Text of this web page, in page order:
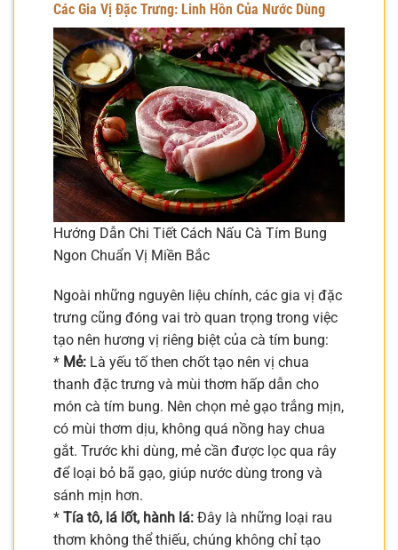
Các Gia Vị Đặc Trưng: Linh Hồn Của Nước Dùng
Hướng Dẫn Chi Tiết Cách Nấu Cà Tím Bung
Ngon Chuẩn Vị Miền Bắc
Ngoài những nguyên liệu chính, các gia vị đặc
trưng cũng đóng vai trò quan trọng trong việc
tạo nên hương vị riêng biệt của cà tím bung:
* Mẻ: Là yếu tố then chốt tạo nên vị chua
thanh đặc trưng và mùi thơm hấp dẫn cho
món cà tím bung. Nên chọn mẻ gạo trắng mịn,
có mùi thơm dịu, không quá nồng hay chua
gắt. Trước khi dùng, mẻ cần được lọc qua rây
để loại bỏ bã gạo, giúp nước dùng trong và
sánh mịn hơn.
* Tía tô, lá lốt, hành lá: Đây là những loại rau
thơm không thể thiếu, chúng không chỉ tạo